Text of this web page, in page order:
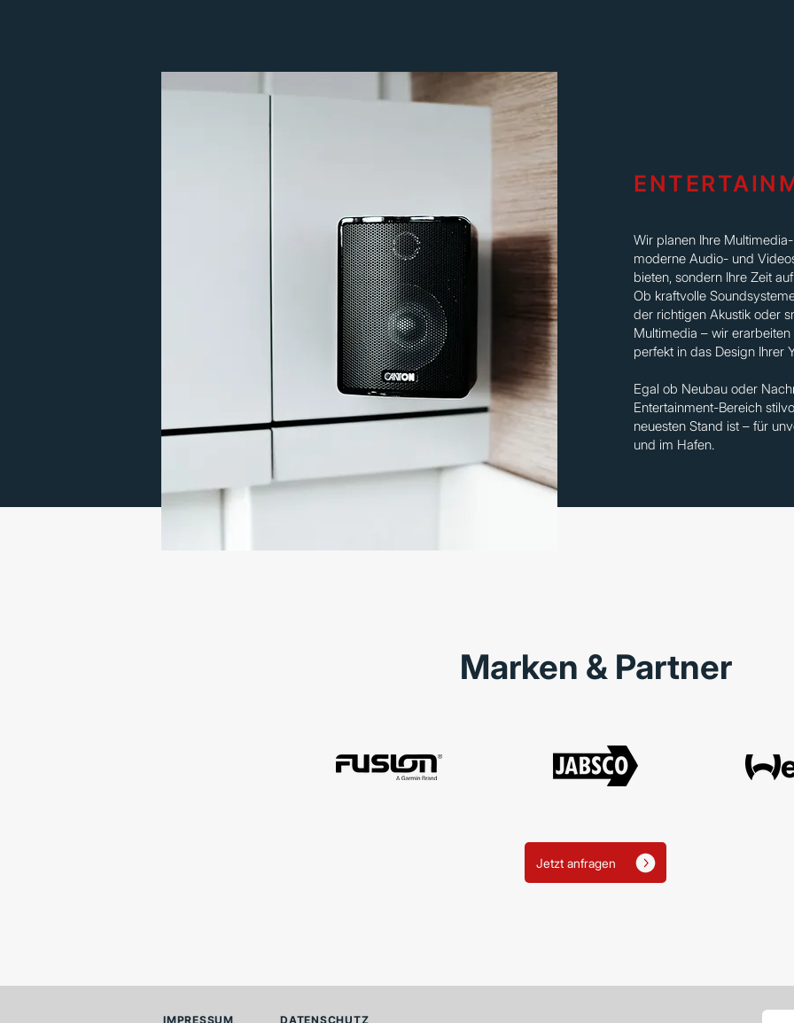
Wir planen Ihre
moderne Audio- und
bieten, sondern Ihre Zeit
Ob kraftvolle
der richtigen Akustik oder
Multimedia – wir
perfekt in das Design Ihrer
Egal ob Neubau oder
Entertainment-Bereich
neuesten Stand ist – für
und im Hafen.
​Marken & Partner
Jetzt anfragen
IMPRESSUM DATENSCHUTZ